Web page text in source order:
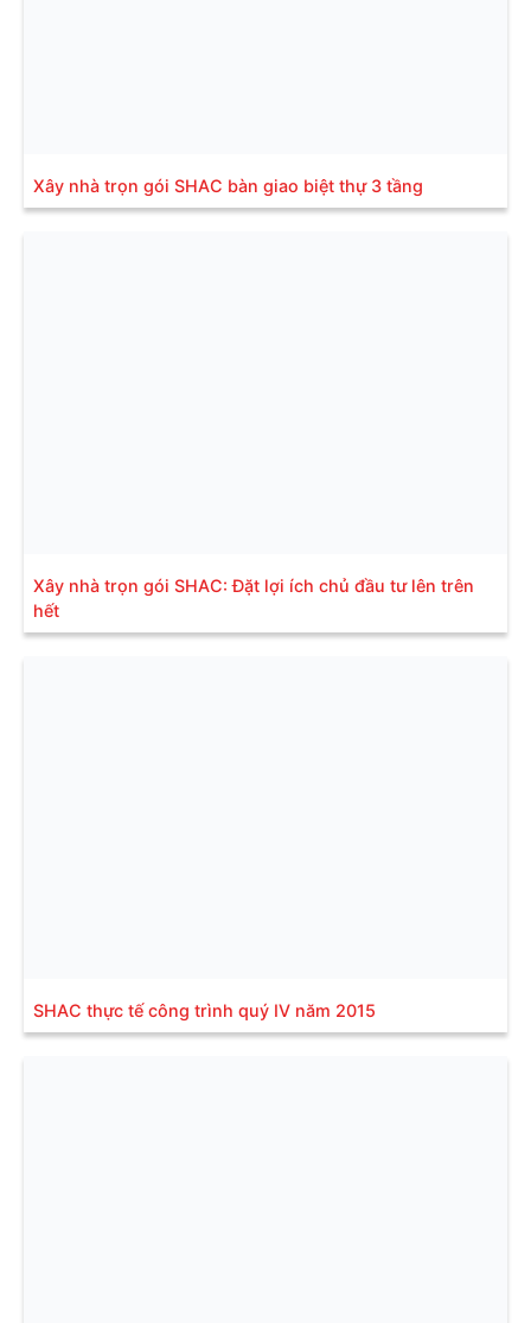
Xây nhà trọn gói SHAC bàn giao biệt thự 3 tầng
Xây nhà trọn gói SHAC: Đặt lợi ích chủ đầu tư lên trên
hết
SHAC thực tế công trình quý IV năm 2015